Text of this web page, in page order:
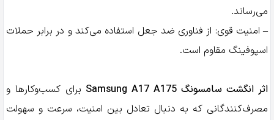
می‌رساند.
– امنیت قوی: از فناوری ضد جعل استفاده می‌کند و در برابر حملات
اسپوفینگ مقاوم است.
اثر انگشت سامسونگ Samsung A17 A175
برای کسب‌وکارها و
مصرف‌کنندگانی که به دنبال تعادل بین امنیت، سرعت و سهولت